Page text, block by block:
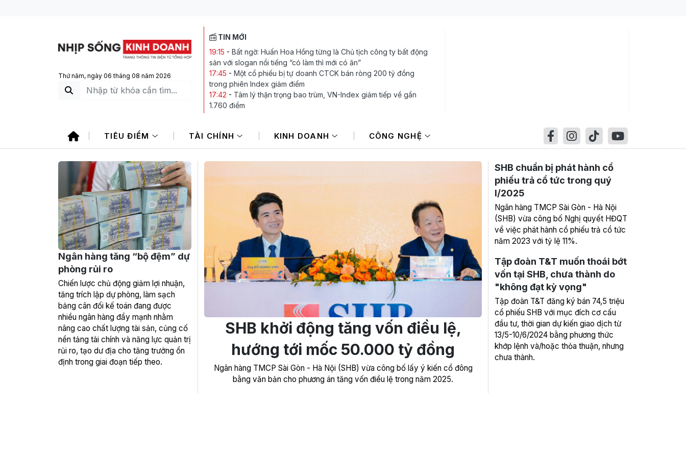
Thứ năm, ngày 06 tháng 08 năm 2026
TIN MỚI
19:15 - Bất ngờ: Huấn Hoa Hồng từng là Chủ tịch công ty bất động
sản với slogan nổi tiếng “có làm thì mới có ăn”
17:45 - Một cổ phiếu bị tự doanh CTCK bán ròng 200 tỷ đồng
trong phiên Index giảm điểm
17:42 - Tâm lý thận trọng bao trùm, VN-Index giảm tiếp về gần
1.760 điểm
16:44- Giá dầu tăng khi nhà đầu tư thận trọng trước tình hình Trung
Đông
TIÊU ĐIỂM TÀI CHÍNH KINH DOANH CÔNG NGHỆ
Ngân hàng tăng “bộ đệm” dự
phòng rủi ro
Chiến lược chủ động giảm lợi nhuận,
tăng trích lập dự phòng, làm sạch
bảng cân đối kế toán đang được
nhiều ngân hàng đẩy mạnh nhằm
nâng cao chất lượng tài sản, củng cố
nền tảng tài chính và năng lực quản trị
rủi ro, tạo dư địa cho tăng trưởng ổn
định trong giai đoạn tiếp theo.
SHB khởi động tăng vốn điều lệ,
hướng tới mốc 50.000 tỷ đồng
Ngân hàng TMCP Sài Gòn - Hà Nội (SHB) vừa công bố lấy ý kiến cổ đông
bằng văn bản cho phương án tăng vốn điều lệ trong năm 2025.
SHB chuẩn bị phát hành cổ
phiếu trả cổ tức trong quý
I/2025
Ngân hàng TMCP Sài Gòn - Hà Nội
(SHB) vừa công bố Nghị quyết HĐQT
về việc phát hành cổ phiếu trả cổ tức
năm 2023 với tỷ lệ 11%.
Tập đoàn T&T muốn thoái bớt
vốn tại SHB, chưa thành do
"không đạt kỳ vọng"
Tập đoàn T&T đăng ký bán 74,5 triệu
cổ phiếu SHB với mục đích cơ cấu
đầu tư, thời gian dự kiến giao dịch từ
13/5-10/6/2024 bằng phương thức
khớp lệnh và/hoặc thỏa thuận, nhưng
chưa thành.